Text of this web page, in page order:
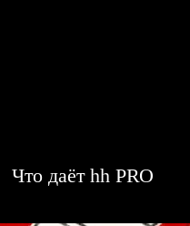
Что даёт hh PRO